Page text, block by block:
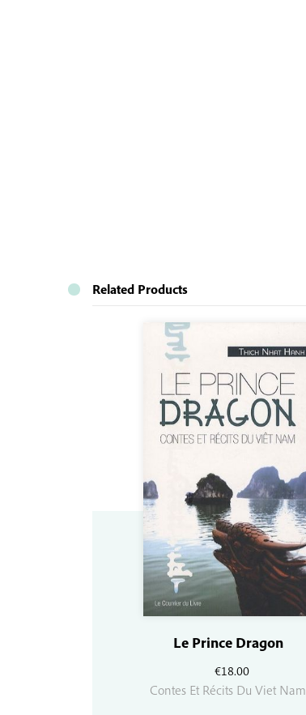
Related Products
€18.00
Le Prince Dragon
Contes Et Récits Du Viet Nam